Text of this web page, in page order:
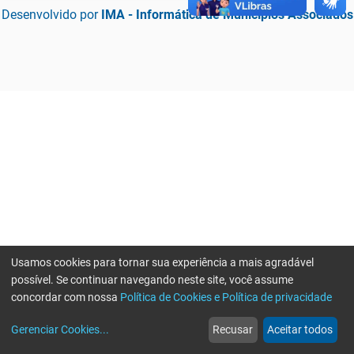
Desenvolvido por IMA - Informática de Municípios Associados
web
Notícias
more_horiz
Mais
Usamos cookies para tornar sua experiência a mais agradável
possível. Se continuar navegando neste site, você assume
concordar com nossa Política de Cookies e Política de privacidade
Gerenciar Cookies... Recusar Aceitar todos
Erro ao enviar informações, por favor tente novamente